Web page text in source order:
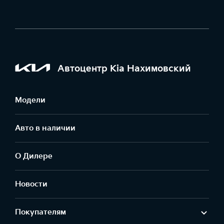
Автоцентр Kia Нахимовский
Модели
Авто в наличии
О Дилере
Новости
Покупателям